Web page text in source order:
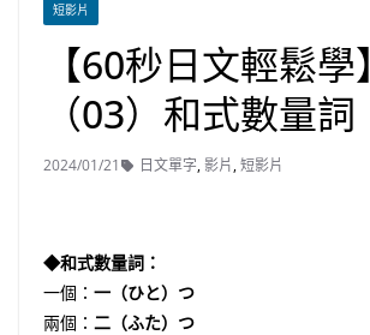
短影片
【60秒日文輕鬆學】
（03）和式數量詞
2024/01/21 日文單字,影片,短影片
◆和式數量詞：
一個： 一（ひと）つ
兩個： 二（ふた）つ